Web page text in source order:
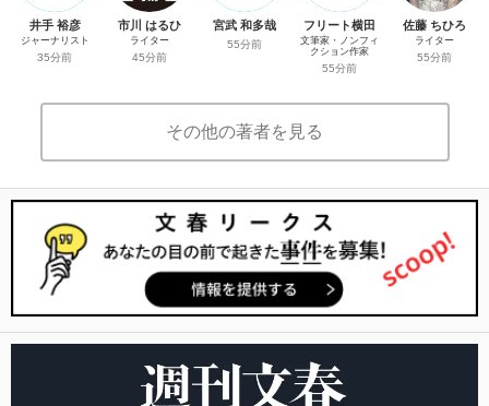
井手 裕彦
ジャーナリスト
35分前
市川 はるひ
ライター
45分前
宮武 和多哉
55分前
フリート横田
文筆家・ノンフィ
クション作家
55分前
佐藤 ちひろ
ライター
55分前
その他の著者を見る